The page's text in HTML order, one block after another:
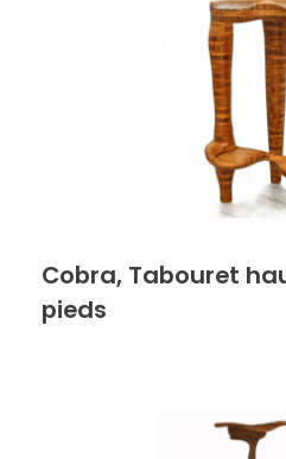
Cobra, Tabouret
pieds